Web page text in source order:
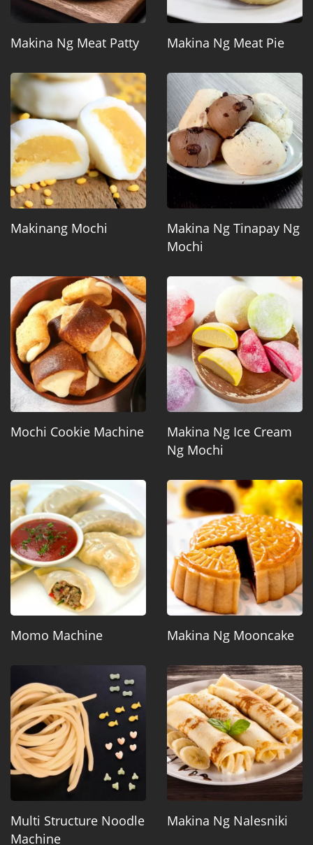
Makina Ng Meat Patty Makina Ng Meat Pie
Makinang Mochi
Makina Ng Tinapay Ng
Mochi
Mochi Cookie Machine
Makina Ng Ice Cream
Ng Mochi
Momo Machine Makina Ng Mooncake
Multi Structure Noodle
Machine
Makina Ng Nalesniki